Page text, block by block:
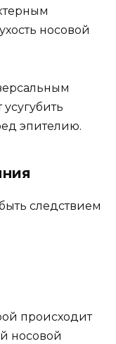
носовой
эпителию.
следствием
происходит
носовой